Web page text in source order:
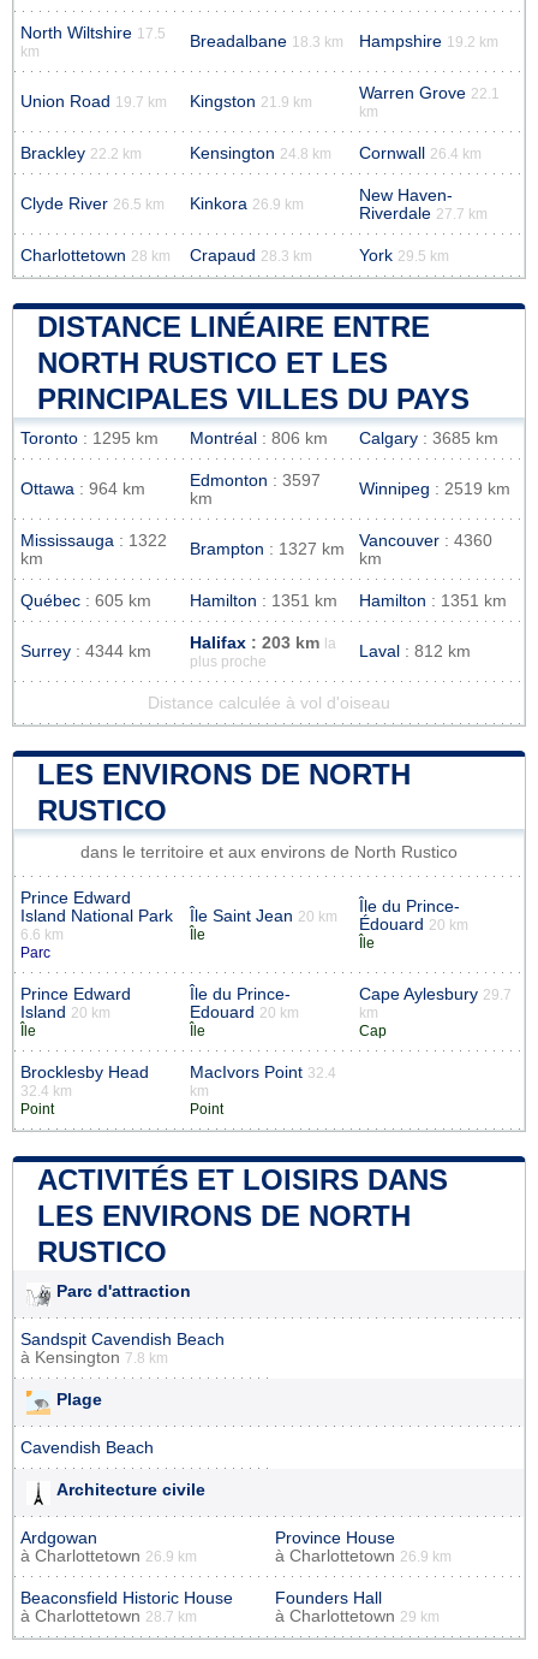
North Wiltshire 17.5
km
Breadalbane 18.3 km Hampshire 19.2 km
Union Road 19.7 km Kingston 21.9 km Warren Grove 22.1
km
Brackley 22.2 km Kensington 24.8 km Cornwall 26.4 km
Clyde River 26.5 km Kinkora 26.9 km
New Haven-
Riverdale 27.7 km
Charlottetown 28 km Crapaud 28.3 km York 29.5 km
DISTANCE LINÉAIRE ENTRE
NORTH RUSTICO ET LES
PRINCIPALES VILLES DU PAYS
Toronto : 1295 km Montréal : 806 km Calgary : 3685 km
Ottawa : 964 km Edmonton : 3597
km
Winnipeg : 2519 km
Mississauga : 1322
km
Brampton : 1327 km Vancouver : 4360
km
Québec : 605 km Hamilton : 1351 km Hamilton : 1351 km
Surrey : 4344 km Halifax : 203 km
la
plus proche
Laval : 812 km
Distance calculée à vol d'oiseau
LES ENVIRONS DE NORTH
RUSTICO
dans le territoire et aux environs de North Rustico
Prince Edward
Island National Park
6.6 km
Parc
Île Saint Jean 20 km
Île
Île du Prince-
Édouard 20 km
Île
Prince Edward
Island 20 km
Île
Île du Prince-
Edouard 20 km
Île
Cape Aylesbury 29.7
km
Cap
Brocklesby Head
32.4 km
Point
MacIvors Point 32.4
km
Point
ACTIVITÉS ET LOISIRS DANS
LES ENVIRONS DE NORTH
RUSTICO
Parc d'attraction
Sandspit Cavendish Beach
à Kensington 7.8 km
Plage
Cavendish Beach
Architecture civile
Ardgowan
à Charlottetown 26.9 km
Province House
à Charlottetown 26.9 km
Beaconsfield Historic House
à Charlottetown 28.7 km
Founders Hall
à Charlottetown 29 km